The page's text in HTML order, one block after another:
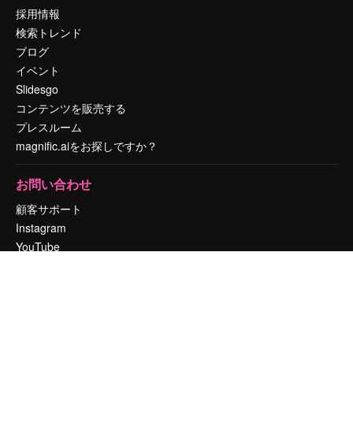
採用情報
検索トレンド
ブログ
イベント
Slidesgo
コンテンツを販売する
プレスルーム
magnific.aiをお探しですか？
お問い合わせ
顧客サポート
Instagram
YouTube